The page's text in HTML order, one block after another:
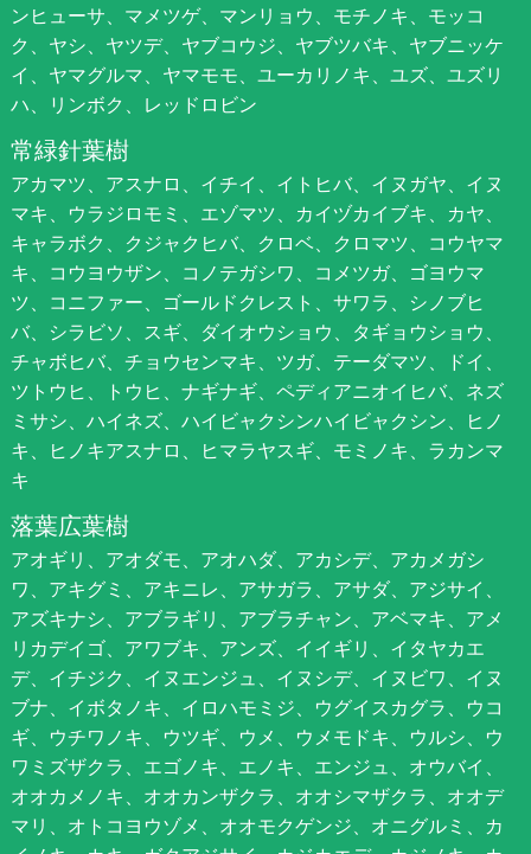
ンヒューサ、マメツゲ、マンリョウ、モチノキ、モッコ
ク、ヤシ、ヤツデ、ヤブコウジ、ヤブツバキ、ヤブニッケ
イ、ヤマグルマ、ヤマモモ、ユーカリノキ、ユズ、ユズリ
ハ、リンボク、レッドロビン
常緑針葉樹
アカマツ、アスナロ、イチイ、イトヒバ、イヌガヤ、イヌ
マキ、ウラジロモミ、エゾマツ、カイヅカイブキ、カヤ、
キャラボク、クジャクヒバ、クロベ、クロマツ、コウヤマ
キ、コウヨウザン、コノテガシワ、コメツガ、ゴヨウマ
ツ、コニファー、ゴールドクレスト、サワラ、シノブヒ
バ、シラビソ、スギ、ダイオウショウ、タギョウショウ、
チャボヒバ、チョウセンマキ、ツガ、テーダマツ、ドイ、
ツトウヒ、トウヒ、ナギナギ、ペディアニオイヒバ、ネズ
ミサシ、ハイネズ、ハイビャクシンハイビャクシン、ヒノ
キ、ヒノキアスナロ、ヒマラヤスギ、モミノキ、ラカンマ
キ
落葉広葉樹
アオギリ、アオダモ、アオハダ、アカシデ、アカメガシ
ワ、アキグミ、アキニレ、アサガラ、アサダ、アジサイ、
アズキナシ、アブラギリ、アブラチャン、アベマキ、アメ
リカデイゴ、アワブキ、アンズ、イイギリ、イタヤカエ
デ、イチジク、イヌエンジュ、イヌシデ、イヌビワ、イヌ
ブナ、イボタノキ、イロハモミジ、ウグイスカグラ、ウコ
ギ、ウチワノキ、ウツギ、ウメ、ウメモドキ、ウルシ、ウ
ワミズザクラ、エゴノキ、エノキ、エンジュ、オウバイ、
オオカメノキ、オオカンザクラ、オオシマザクラ、オオデ
マリ、オトコヨウゾメ、オオモクゲンジ、オニグルミ、カ